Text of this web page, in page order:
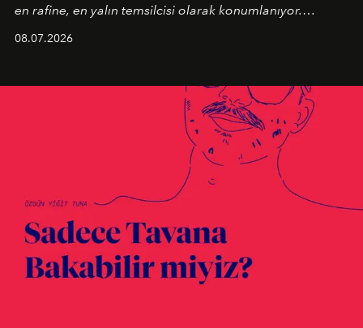
en rafine, en yalın temsilcisi olarak konumlanıyor.
08.07.2026